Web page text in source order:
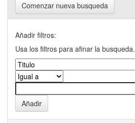
Comenzar nueva busqueda
Añadir filtros:
Usa los filtros para afinar la busqueda.